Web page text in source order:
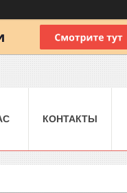
КОНТАКТЫ